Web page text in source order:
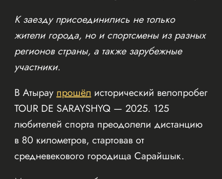
К заезду присоединились не только
жители города, но и спортсмены из разных
регионов страны, а также зарубежные
участники.
В Атыраупрошёлисторический велопробег
TOUR DE SARAYSHYQ — 2025. 125
любителей спорта преодолели дистанцию
в 80 километров, стартовав от
средневекового городища Сарайшык.